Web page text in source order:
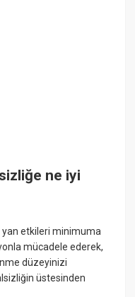
ne iyi
yan etkileri minimuma
mücadele ederek,
düzeyinizi
üstesinden